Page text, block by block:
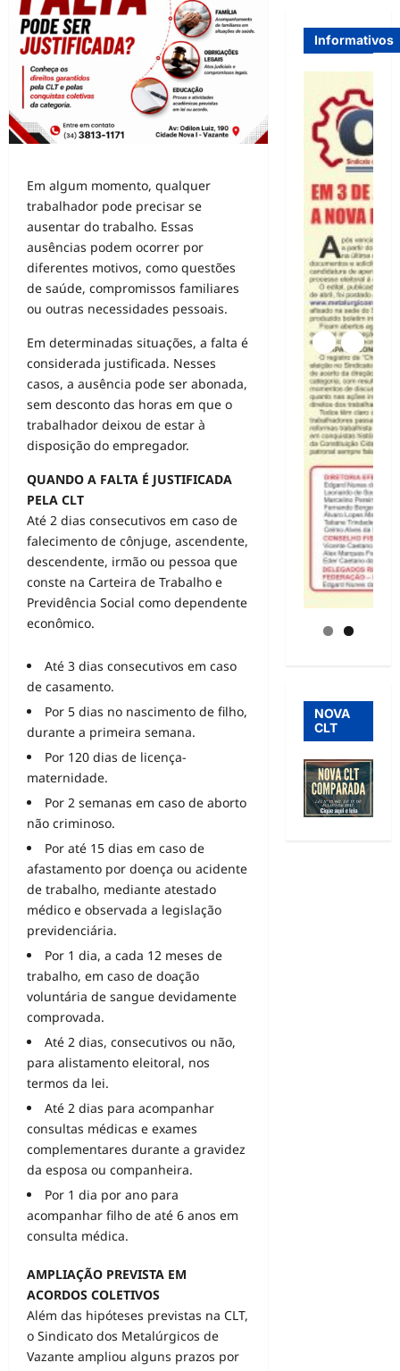
Em algum momento, qualquer
trabalhador pode precisar se
ausentar do trabalho. Essas
ausências podem ocorrer por
diferentes motivos, como questões
de saúde, compromissos familiares
ou outras necessidades pessoais.
Em determinadas situações, a falta é
considerada justificada. Nesses
casos, a ausência pode ser abonada,
sem desconto das horas em que o
trabalhador deixou de estar à
disposição do empregador.
QUANDO A FALTA É JUSTIFICADA
PELA CLT
Até 2 dias consecutivos em caso de
falecimento de cônjuge, ascendente,
descendente, irmão ou pessoa que
conste na Carteira de Trabalho e
Previdência Social como dependente
econômico.
Até 3 dias consecutivos em caso
de casamento.
Por 5 dias no nascimento de filho,
durante a primeira semana.
Por 120 dias de licença-
maternidade.
Por 2 semanas em caso de aborto
não criminoso.
Por até 15 dias em caso de
afastamento por doença ou acidente
de trabalho, mediante atestado
médico e observada a legislação
previdenciária.
Por 1 dia, a cada 12 meses de
trabalho, em caso de doação
voluntária de sangue devidamente
comprovada.
Até 2 dias, consecutivos ou não,
para alistamento eleitoral, nos
termos da lei.
Até 2 dias para acompanhar
consultas médicas e exames
complementares durante a gravidez
da esposa ou companheira.
Por 1 dia por ano para
acompanhar filho de até 6 anos em
consulta médica.
AMPLIAÇÃO PREVISTA EM
ACORDOS COLETIVOS
Além das hipóteses previstas na CLT,
o Sindicato dos Metalúrgicos de
Vazante ampliou alguns prazos por
Informativos
NOVA
CLT